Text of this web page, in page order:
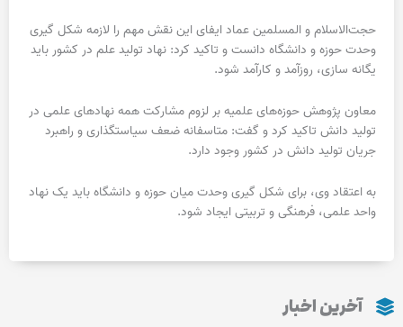
حجت‌الاسلام و المسلمین عماد ایفای این نقش مهم را لازمه شکل گیری
وحدت حوزه و دانشگاه دانست و تاکید کرد: نهاد تولید علم در کشور باید
یگانه سازی، روزآمد و کارآمد شود.
معاون پژوهش حوزه‌های علمیه بر لزوم مشارکت همه نهادهای علمی در
تولید دانش تاکید کرد و گفت: متاسفانه ضعف سیاستگذاری و راهبرد
جریان تولید دانش در کشور وجود دارد.
به اعتقاد وی، برای شکل گیری وحدت میان حوزه و دانشگاه باید یک نهاد
واحد علمی، فرهنگی و تربیتی ایجاد شود.
آخرین اخبار